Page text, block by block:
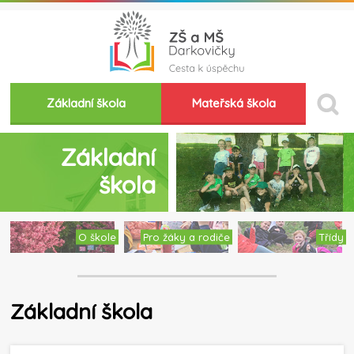
Základní škola Mateřská škola
Základní
škola
O škole Pro žáky a rodiče Třídy
Základní škola